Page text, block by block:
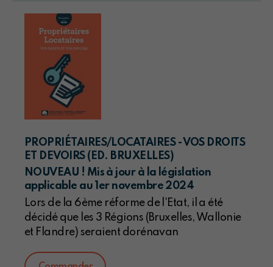
PROPRIÉTAIRES/LOCATAIRES - VOS DROITS
ET DEVOIRS (ED. BRUXELLES)
NOUVEAU ! Mis à jour à la législation
applicable au 1er novembre 2024
Lors de la 6ème réforme de l'Etat, il a été
décidé que les 3 Régions (Bruxelles, Wallonie
et Flandre) seraient dorénavan